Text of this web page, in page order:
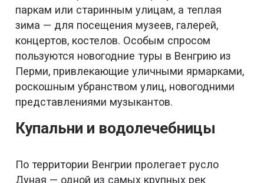
паркам или старинным улицам, а теплая
зима — для посещения музеев, галерей,
концертов, костелов. Особым спросом
пользуются новогодние туры в Венгрию из
Перми, привлекающие уличными ярмарками,
роскошным убранством улиц, новогодними
представлениями музыкантов.
Купальни и водолечебницы
По территории Венгрии пролегает русло
Дуная — одной из самых крупных рек